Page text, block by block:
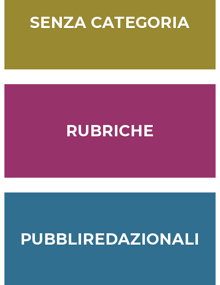
SENZA CATEGORIA
RUBRICHE
PUBBLIREDAZIONALI